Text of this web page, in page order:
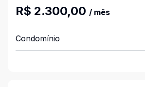
R$ 2.300,00 / mês
Condomínio